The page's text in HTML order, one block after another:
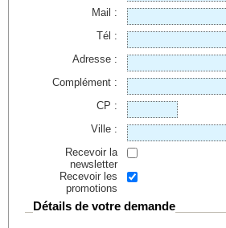
Mail :
Tél :
Adresse :
Complément :
CP :
Ville :
Recevoir la
newsletter
Recevoir les
promotions
Détails de votre demande